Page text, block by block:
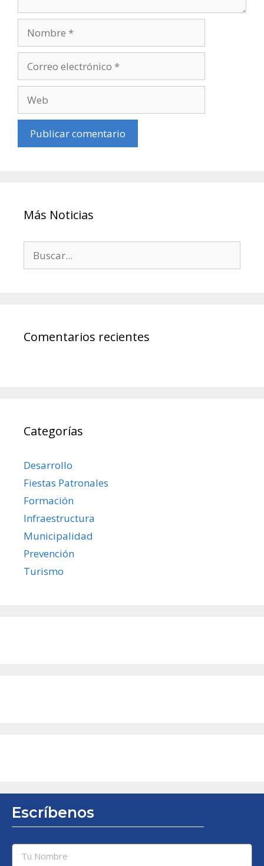
Más Noticias
Comentarios recientes
Categorías
Desarrollo
Fiestas Patronales
Formación
Infraestructura
Municipalidad
Prevención
Turismo
Escríbenos